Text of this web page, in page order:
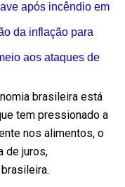
após incêndio em
da inflação para
aos ataques de
brasileira está
tem pressionado a
nos alimentos, o
de juros,